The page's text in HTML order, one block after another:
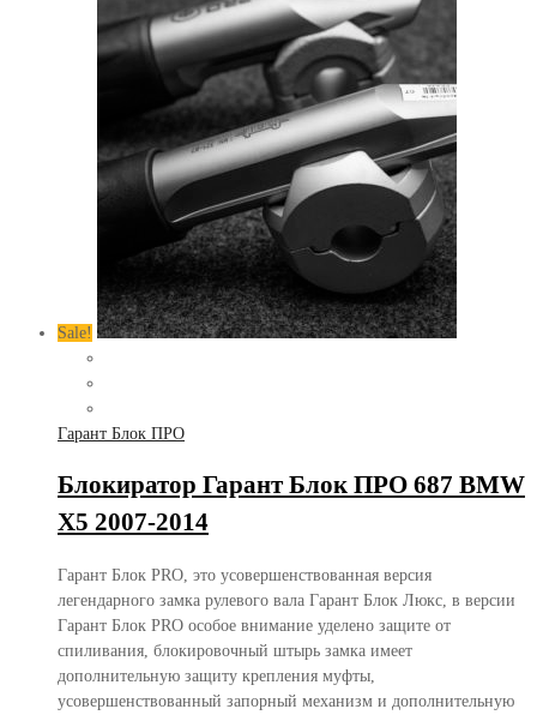
Sale!
Гарант Блок ПРО
Блокиратор Гарант Блок ПРО 687 BMW
X5 2007-2014
Гарант Блок PRO, это усовершенствованная версия
легендарного замка рулевого вала Гарант Блок Люкс, в версии
Гарант Блок PRO особое внимание уделено защите от
спиливания, блокировочный штырь замка имеет
дополнительную защиту крепления муфты,
усовершенствованный запорный механизм и дополнительную